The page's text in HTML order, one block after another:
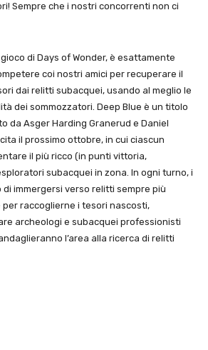
Sempre che i nostri concorrenti non ci
di Days of Wonder, è esattamente
coi nostri amici per recuperare il
dai relitti subacquei, usando al meglio le
dei sommozzatori. Deep Blue è un titolo
da Asger Harding Granerud e Daniel
il prossimo ottobre, in cui ciascun
il più ricco (in punti vittoria,
subacquei in zona. In ogni turno, i
immergersi verso relitti sempre più
raccoglierne i tesori nascosti,
archeologi e subacquei professionisti
l’area alla ricerca di relitti